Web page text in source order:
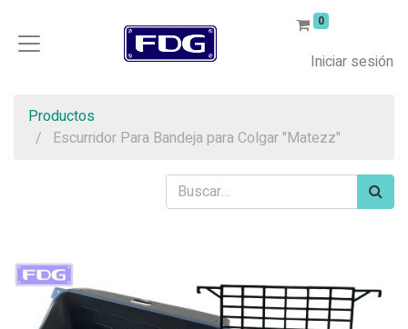
0
Iniciar sesión
Productos
Escurridor Para Bandeja para Colgar "Matezz"